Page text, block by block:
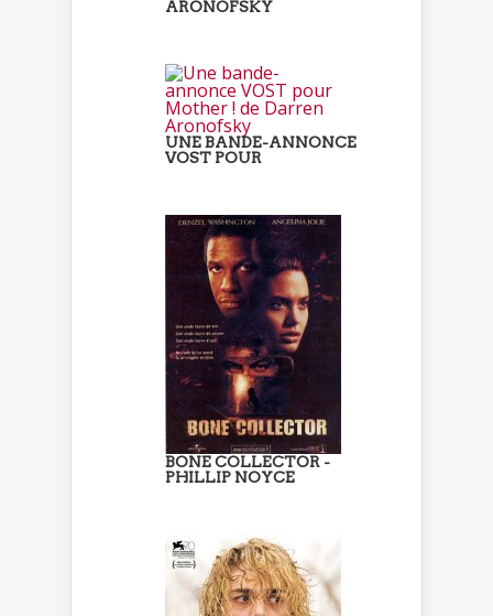
ARONOFSKY
UNE BANDE-ANNONCE
VOST POUR
BONE COLLECTOR -
PHILLIP NOYCE